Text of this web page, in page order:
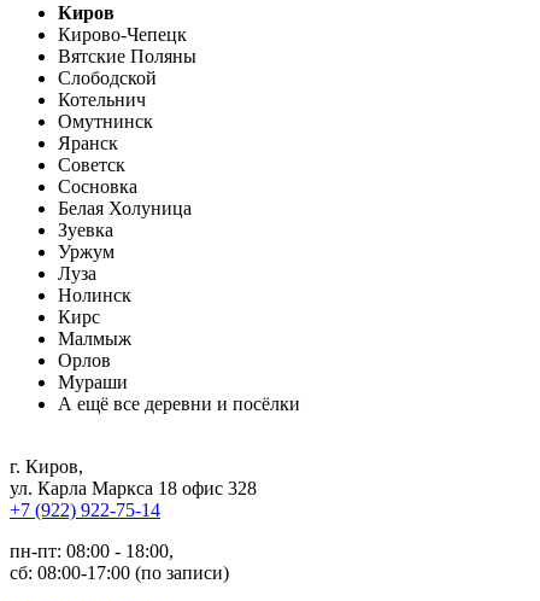
Киров
Кирово-Чепецк
Вятские Поляны
Слободской
Котельнич
Омутнинск
Яранск
Советск
Сосновка
Белая Холуница
Зуевка
Уржум
Луза
Нолинск
Кирс
Малмыж
Орлов
Мураши
А ещё все деревни и посёлки
г. Киров,
ул. Карла Маркса 18 офис 328
+7 (922) 922-75-14
пн-пт: 08:00 - 18:00,
сб: 08:00-17:00 (по записи)